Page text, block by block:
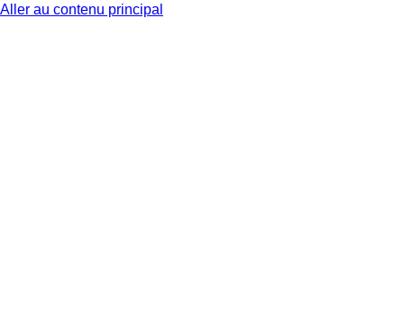
Aller au contenu principal